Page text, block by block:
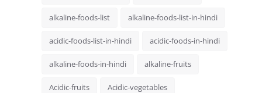
alkaline-foods-list alkaline-foods-list-in-hindi
acidic-foods-list-in-hindi acidic-foods-in-hindi
alkaline-foods-in-hindi alkaline-fruits
Acidic-fruits Acidic-vegetables